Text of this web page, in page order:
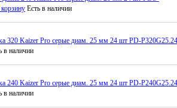
Есть в наличии
320 Kaizer Pro серые диам. 25 мм 24 шт PD-P320G25.24
в наличии
240 Kaizer Pro серые диам. 25 мм 24 шт PD-P240G25.24
в наличии